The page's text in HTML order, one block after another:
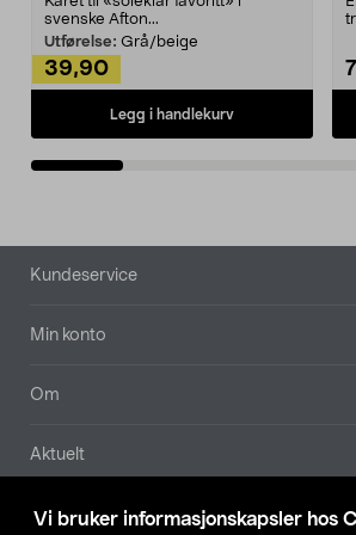
Vi bruker informasjonskapsler hos
svenske Afton...
Utførelse: Grå/beige
39,90
Legg i handlekurv
Bunntekst
Kundeservice
Min konto
Om
Aktuelt
Våre selskaper